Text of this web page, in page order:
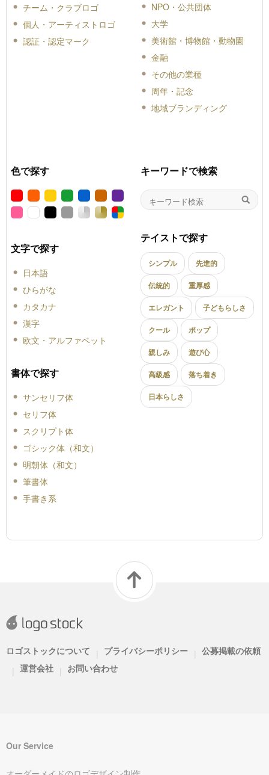
チーム・クラブロゴ
個人・アーティストロゴ
認証・認定マーク
NPO・公共団体
大学
美術館・博物館・動物園
金融
その他の業種
周年・記念
地域ブランディング
色で探す
文字で探す
日本語
ひらがな
カタカナ
漢字
欧文・アルファベット
書体で探す
サンセリフ体
セリフ体
スクリプト体
ゴシック体（和文）
明朝体（和文）
筆書体
手書き系
キーワードで検索
テイストで探す
シンプル 先進的
伝統的 重厚感
エレガント 子どもらしさ
クール ポップ
親しみ 遊び心
高級感 落ち着き
日本らしさ
ロゴストックについて | プライバシーポリシー | 公募掲載の依頼
| 運営会社 | お問い合わせ
Our Service